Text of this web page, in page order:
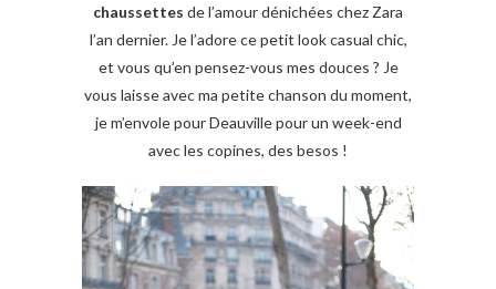
chaussettes de l’amour dénichées chez Zara
l’an dernier. Je l’adore ce petit look casual chic,
et vous qu’en pensez-vous mes douces ? Je
vous laisse avec ma petite chanson du moment,
je m’envole pour Deauville pour un week-end
avec les copines, des besos !